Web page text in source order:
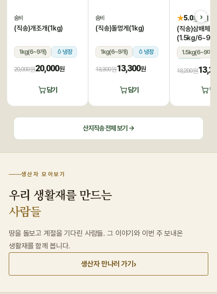
숨비
(직송)개조개(1kg)
1kg(6~9개) 냉장
20,000원20,000원
담기
숨비
(직송)돌멍게(1kg)
1kg(6~9개) 냉장
13,300원13,300원
담기
★5.0후기 1
(직송)삼배체굴
(1.5kg/6~9
1.5kg(6~9미)
13,200원
담
산지직송 전체 보기 →
생산자 모아보기
우리 생활재를 만드는
사람들
땅을 돌보고 계절을 기다린 사람들. 그 이야기와 이번 주 보내온
생활재를 함께 봅니다.
생산자 만나러 가기 ›